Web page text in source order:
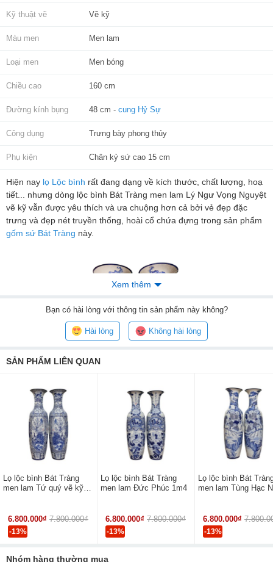
Kỹ thuật vẽ Vẽ kỹ
Màu men Men lam
Loại men Men bóng
Chiều cao 160 cm
Đường kính bụng 48 cm - cung Hỷ Sự
Công dụng Trưng bày phong thủy
Phụ kiện Chân kỷ sứ cao 15 cm
Hiện nay lọ Lộc bình rất đang dạng về kích thước, chất lượng, hoạ
tiết... nhưng dòng lộc bình Bát Tràng men lam Lý Ngư Vọng Nguyệt
vẽ kỹ vẫn được yêu thích và ưa chuộng hơn cả bởi vẻ đẹp đặc
trưng và đẹp nét truyền thống, hoài cổ chứa đựng trong sản phẩm
gốm sứ Bát Tràng này.
Lọ Lộc bình Bát Tràng men lam Lý Ngư Vọng Nguyệt vẽ kĩ 1m6 là
chiều cao 160cm cộng phần chân kỷ sứ thì lọ cao đến 175cm,
đường kính bụng 48cm và khối lượng 27kg 1 chiếc.
bài trí ở những nơi có không gian vừa và rộng như: phòng thờ,
phòng khách, sảnh nhà hàng khách sạn…
Xem thêm
Bạncó hài lòng với thông tin sản phẩm này không?
Hài lòng Không hài lòng
SẢN PHẨM LIÊN QUAN
Lọ lộc bình Bát Tràng
men lam Tứ quý vẽ kỹ
6.800.000₫ 7.800.000₫
-13%
Lọ lộc bình Bát Tràng
men lam Đức Phúc 1m4
6.800.000₫ 7.800.000₫
-13%
Lọ lộc bình Bát
men lam Tùng Hạc
6.800.000₫
-13%
Nhóm hàng thường mua